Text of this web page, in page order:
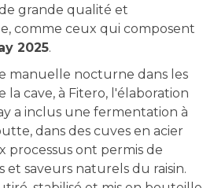
grande qualité et
comme ceux qui composent
2025.
manuelle nocturne dans les
la cave, à Fitero, l'élaboration
a inclus une fermentation à
dans des cuves en acier
processus ont permis de
et saveurs naturels du raisin.